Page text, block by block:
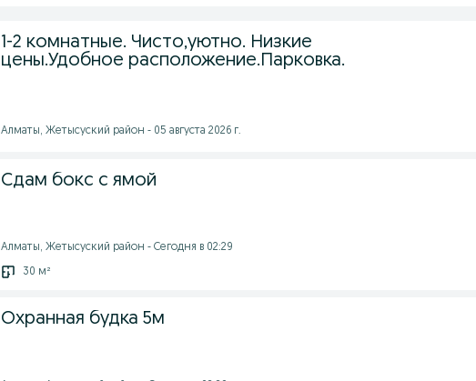
1-2 комнатные. Чисто,уютно. Низкие
цены.Удобное расположение.Парковка.
Алматы, Жетысуский район - 05 августа 2026 г.
Сдам бокс с ямой
Алматы, Жетысуский район - Сегодня в 02:29
30 м²
Охранная будка 5м